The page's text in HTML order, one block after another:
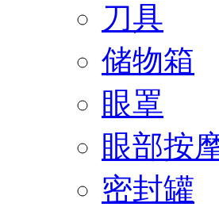
刀具
储物箱
眼罩
眼部按
密封罐